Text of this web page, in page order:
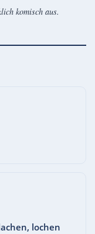
komisch aus.
lochen